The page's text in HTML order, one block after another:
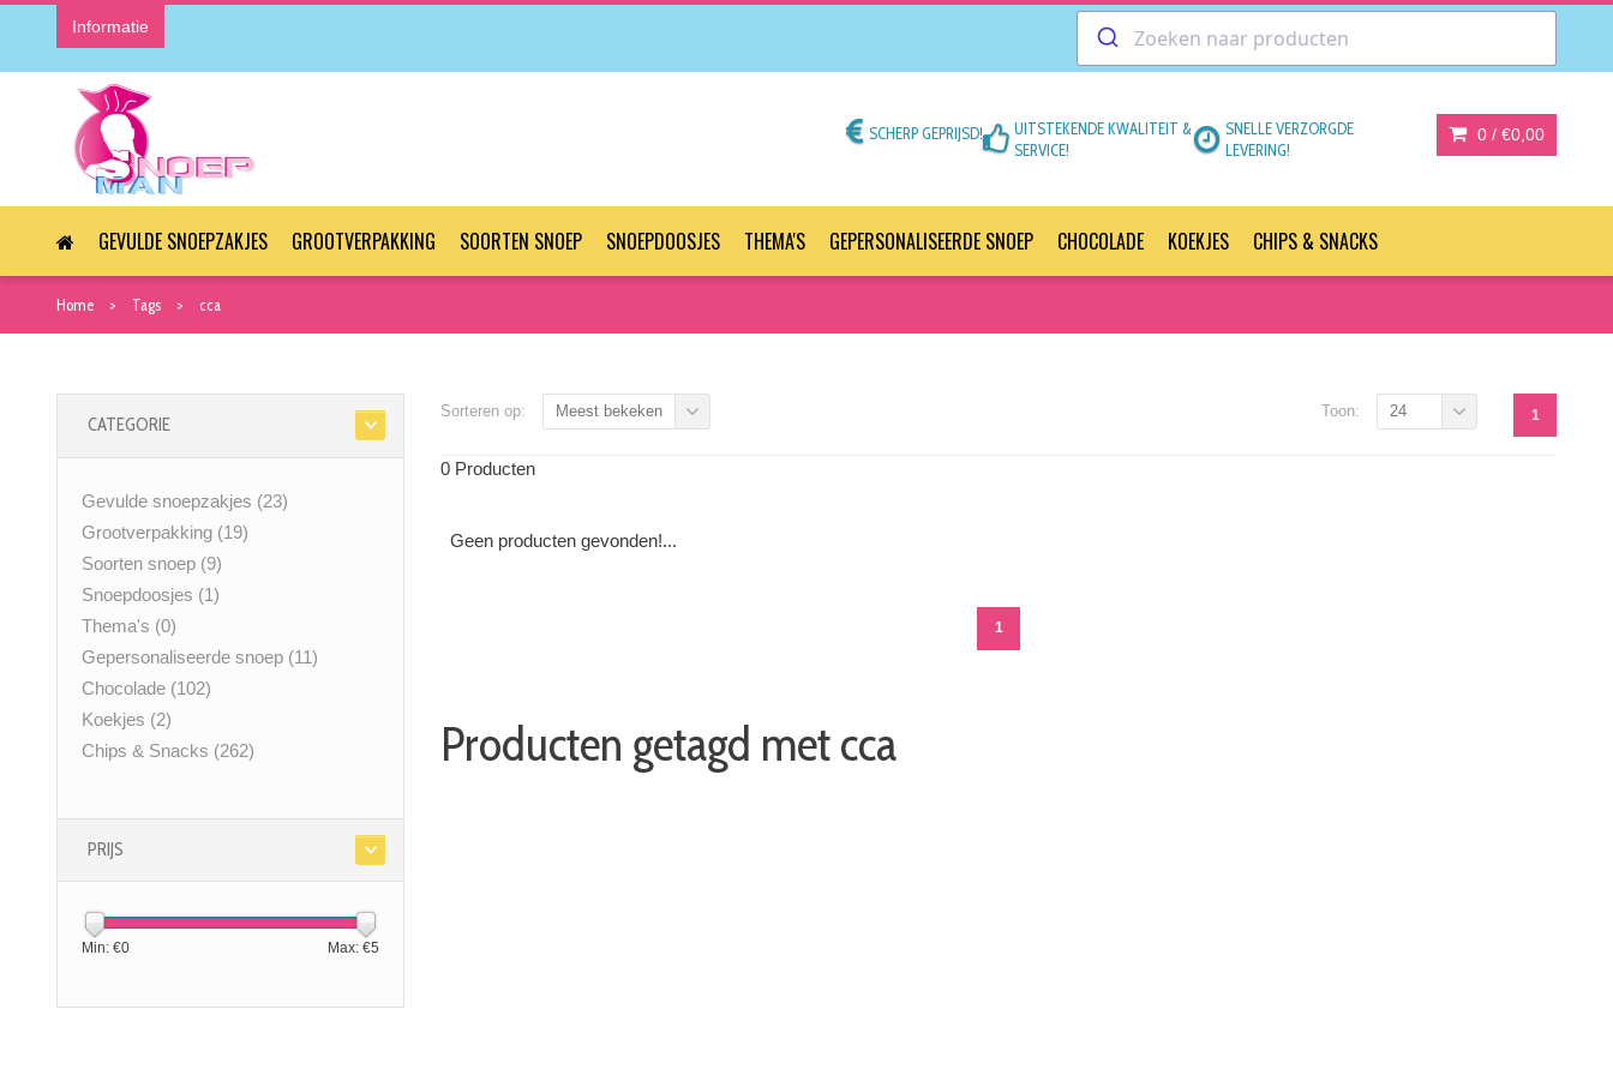
Informatie
SCHERP GEPRIJSD!
UITSTEKENDE KWALITEIT &
SERVICE!
SNELLE VERZORGDE
LEVERING!
0 / €0,00
GEVULDE SNOEPZAKJES GROOTVERPAKKING SOORTEN SNOEP SNOEPDOOSJES THEMA'S GEPERSONALISEERDE SNOEP CHOCOLADE KOEKJES CHIPS & SNACKS
Home Tags cca
CATEGORIE
Gevulde snoepzakjes (23)
Grootverpakking (19)
Soorten snoep (9)
Snoepdoosjes (1)
Thema's (0)
Gepersonaliseerde snoep (11)
Chocolade (102)
Koekjes (2)
Chips & Snacks (262)
PRIJS
Min: €0 Max: €5
Sorteren op: Meest bekeken 1
Toon: 24
0 Producten
Geen producten gevonden!...
1
Producten getagd met cca